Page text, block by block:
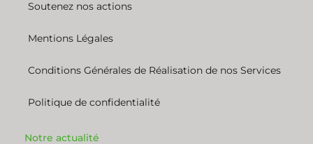
Soutenez nos actions
Mentions Légales
Conditions Générales de Réalisation de nos Services
Politique de confidentialité
Notre actualité